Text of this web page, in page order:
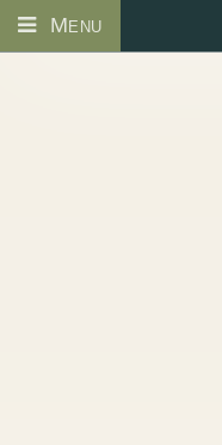
Menu